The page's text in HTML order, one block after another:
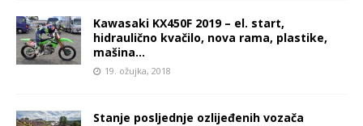
Kawasaki KX450F 2019 – el. start,
hidraulično kvačilo, nova rama, plastike,
mašina…
19. ožujka, 2018
Stanje posljednje ozlijeđenih vozača